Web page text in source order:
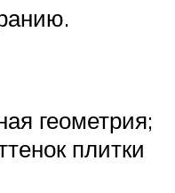
геометрия;
плитки